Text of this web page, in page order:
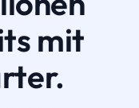
mit